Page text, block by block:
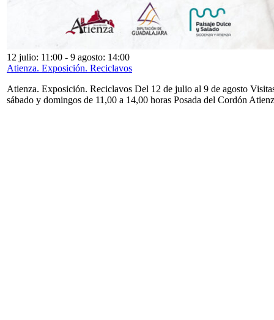
12 julio: 11:00 - 9 agosto: 14:00
Atienza. Exposición. Reciclavos
Atienza. Exposición. Reciclavos Del 12 de julio al 9 de agosto
sábado y domingos de 11,00 a 14,00 horas Posada del Cordón